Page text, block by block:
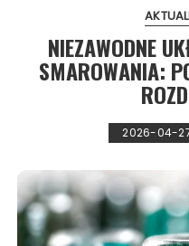
NIEZAWODNE
SMAROWANIA:
2026-04-